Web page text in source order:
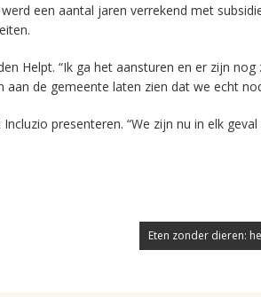
een aantal jaren verrekend met
Helpt. “Ik ga het aansturen en er zijn nog
de gemeente laten zien dat we echt
presenteren. “We zijn nu in elk
Eten zonder dieren: